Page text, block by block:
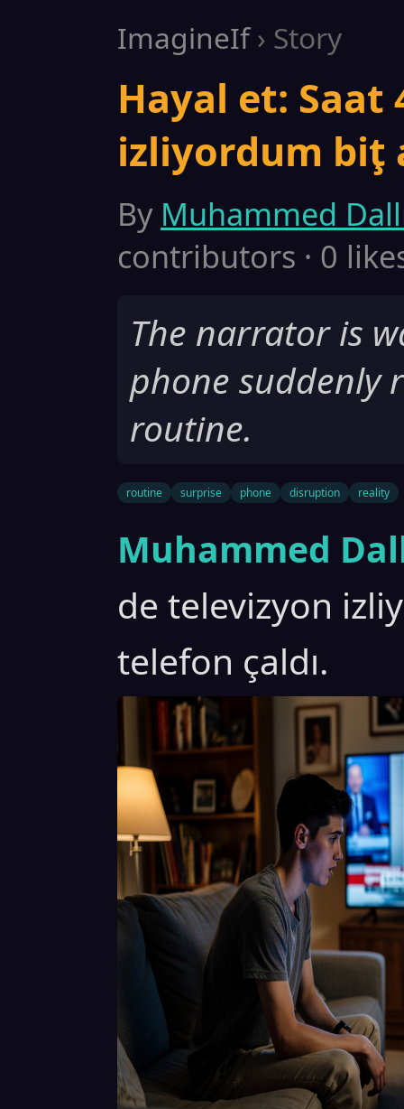
ImagineIf› Story
Hayal et: Saat
izliyordum biţ
By Muhammed
contributors · 0
The narrator is
phone suddenly
routine.
routine surprise phone disruption reality
Muhammed
de televizyon
telefon çaldı.